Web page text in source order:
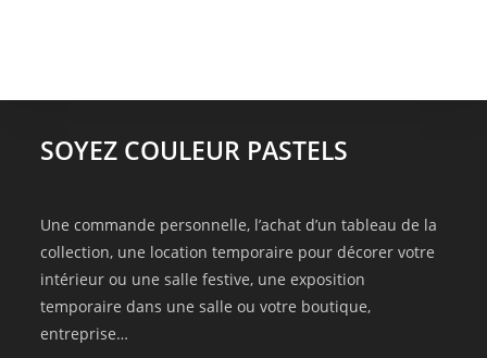
SOYEZ COULEUR PASTELS
Une commande personnelle, l’achat d’un tableau de la
collection, une location temporaire pour décorer votre
intérieur ou une salle festive, une exposition
temporaire dans une salle ou votre boutique,
entreprise…